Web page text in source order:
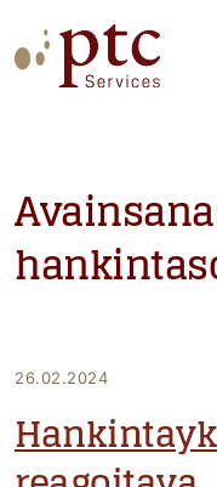
to
content
26.02.2024